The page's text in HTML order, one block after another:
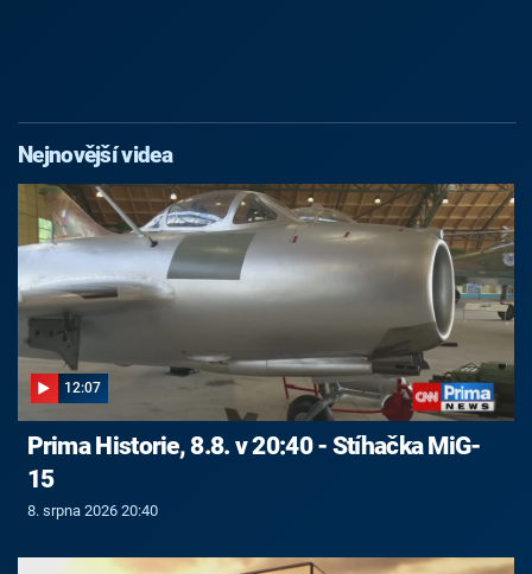
Nejnovější videa
12:07
Prima Historie, 8.8. v 20:40 - Stíhačka MiG-
15
8. srpna 2026 20:40